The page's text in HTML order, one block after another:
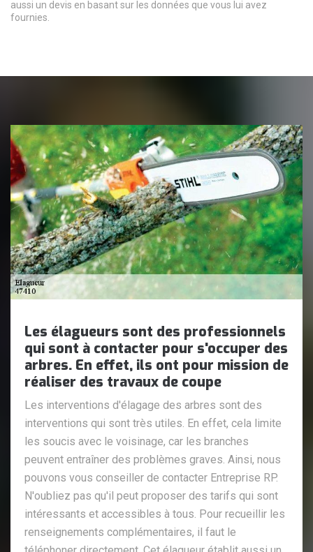
aussi un devis en basant sur les données que vous lui avez
fournies.
Les élagueurs sont des professionnels
qui sont à contacter pour s'occuper des
arbres. En effet, ils ont pour mission de
réaliser des travaux de coupe
Les interventions d'élagage des arbres sont des
interventions qui sont très utiles. En effet, cela limite
les soucis avec le voisinage, car les branches
peuvent entraîner des problèmes graves. Ainsi, nous
pouvons vous conseiller de contacter Entreprise RP.
N'oubliez pas qu'il peut proposer des tarifs qui sont
intéressants et accessibles à tous. Pour recueillir les
renseignements complémentaires, il faut le